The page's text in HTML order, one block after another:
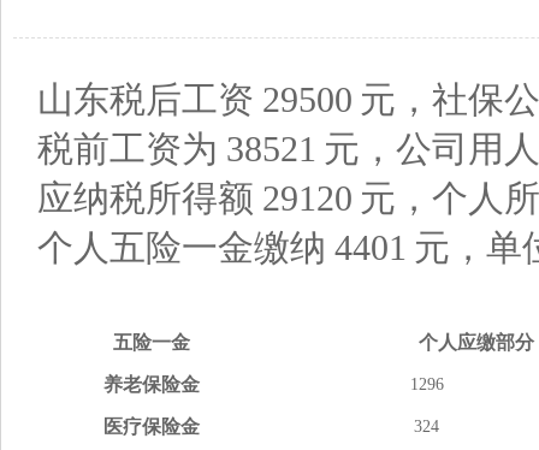
山东税后工资 29500 元，社保
税前工资为 38521 元，公司用
应纳税所得额 29120 元，个人
个人五险一金缴纳 4401 元，单
五险一金 个人应缴部分
养老保险金 1296
医疗保险金 324